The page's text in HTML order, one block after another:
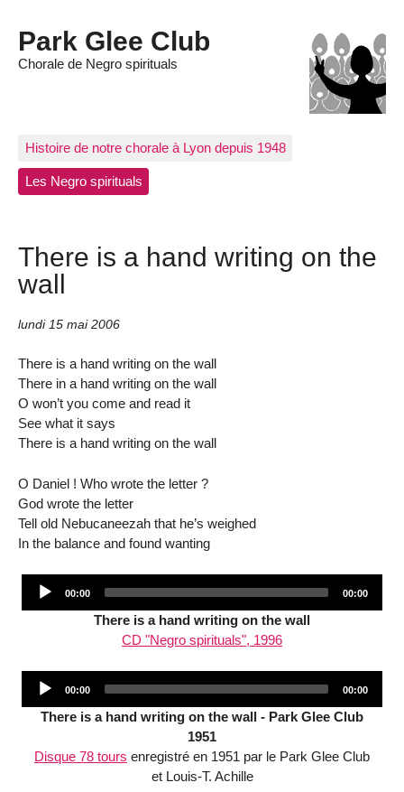
Park Glee Club
Chorale de Negro spirituals
Histoire de notre chorale à Lyon depuis 1948
Les Negro spirituals
There is a hand writing on the
wall
lundi 15 mai 2006
There is a hand writing on the wall
There in a hand writing on the wall
O won’t you come and read it
See what it says
There is a hand writing on the wall
O Daniel ! Who wrote the letter ?
God wrote the letter
Tell old Nebucaneezah that he’s weighed
In the balance and found wanting
Current
00:00
Total
00:00
There is a hand writing on the wall
CD "Negro spirituals", 1996
Current
00:00
Total
00:00
There is a hand writing on the wall - Park Glee Club
1951
Disque 78 tours enregistré en 1951 par le Park Glee Club
et Louis-T. Achille